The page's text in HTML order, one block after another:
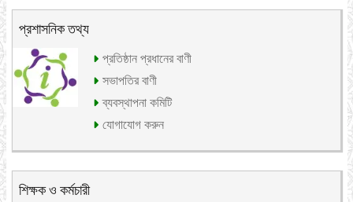
প্রশাসনিক তথ্য
প্রতিষ্ঠান প্রধানের বাণী
সভাপতির বাণী
ব্যবস্থাপনা কমিটি
যোগাযোগ করুন
শিক্ষক ও কর্মচারী